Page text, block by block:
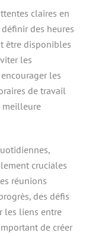
claires en
des heures
être disponibles
les
les
de travail
meilleure
cruciales
réunions
des défis
les liens entre
de créer